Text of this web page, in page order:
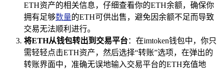
ETH资产的相关信息，仔细查看你的ETH余额，确保你
拥有足够数量的ETH可供出售，避免因余额不足而导致
交易无法顺利进行。
将ETH从钱包转出到交易平台：在imtoken钱包中，你只
需轻轻点击ETH资产，然后选择“转账”选项，在弹出的
转账界面中，准确无误地输入交易平台的ETH充值地